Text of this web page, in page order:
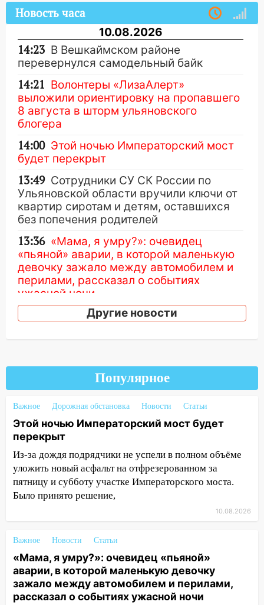
Новость часа
10.08.2026
14:23 В Вешкаймском районе
перевернулся самодельный байк
14:21 Волонтеры «ЛизаАлерт»
выложили ориентировку на пропавшего
8 августа в шторм ульяновского
блогера
14:00 Этой ночью Императорский мост
будет перекрыт
13:49 Сотрудники СУ СК России по
Ульяновской области вручили ключи от
квартир сиротам и детям, оставшихся
без попечения родителей
13:36 «Мама, я умру?»: очевидец
«пьяной» аварии, в которой маленькую
девочку зажало между автомобилем и
перилами, рассказал о событиях
ужасной ночи
13:05
17-летний парень находился за
Губернатор Ульяновской области
выразил соболезнования в связи с
трагедией в Нижнекамске
12:53 Число погибших в Нижнекамске
выросло до 13 человек, среди них есть
ребенок
12:46 Масштабные поиски на Волге: в
Ульяновской области продолжают
искать пропавшего после крушения
девочки, которую зажало между
автомобилем и перилами во время
«пьяного» ДТП на Федерации
11:29 Сергей Клопков назначен
Другие новости
Популярное
Важное Дорожная обстановка Новости Статьи
Этой ночью Императорский мост будет
перекрыт
Из-за дождя подрядчики не успели в полном объёме
уложить новый асфальт на отфрезерованном за
пятницу и субботу участке Императорского моста.
Было принято решение,
10.08.2026
Важное Новости Статьи
«Мама, я умру?»: очевидец «пьяной»
аварии, в которой маленькую девочку
зажало между автомобилем и перилами,
рассказал о событиях ужасной ночи